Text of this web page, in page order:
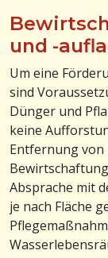
und -
Um eine
sind
Dünger und
keine
Entfernung von
Absprache mit
je nach Fläche